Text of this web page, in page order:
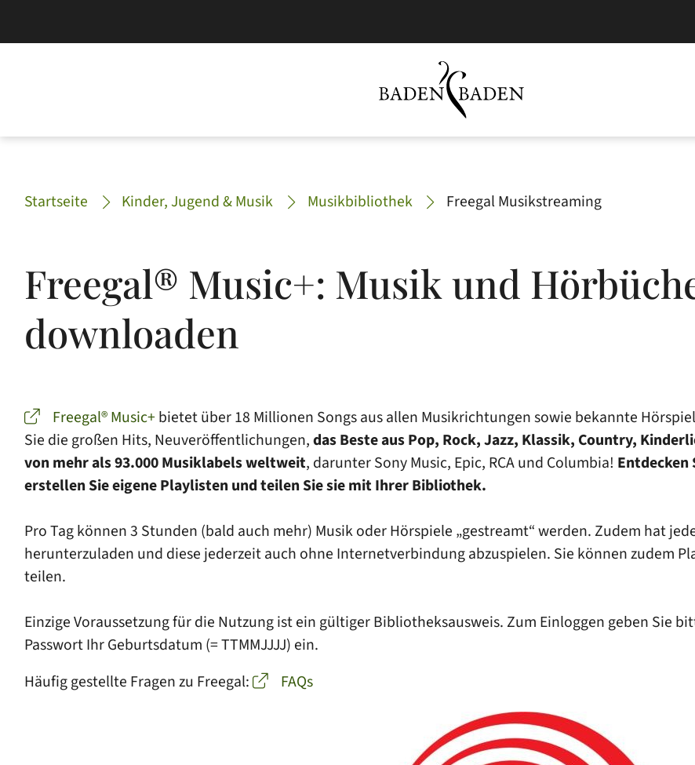
Startseite Kinder, Jugend & Musik Musikbibliothek Freegal Musikstreaming
Freegal® Music+: Musik und
downloaden
Freegal® Music+bietet über 18 Millionen Songs aus allen Musikrichtungen sowie bekannte
Sie die großen Hits, Neuveröffentlichungen,das Beste aus Pop, Rock, Jazz, Klassik, Country,
von mehr als 93.000 Musik­labels weltweit, darunter Sony Music, Epic, RCA und Columbia!
erstellen Sie eigene Playlisten und teilen Sie sie mit Ihrer Bibliothek.
Pro Tag können 3 Stunden (bald auch mehr) Musik oder Hörspiele „gestreamt“ werden. Zudem hat
herunterzuladen und diese jederzeit auch ohne Internetverbindung abzuspielen. Sie können zudem
teilen.
Einzige Voraussetzung für die Nutzung ist ein gültiger Bibliotheksausweis. Zum Einloggen geben Sie
Passwort Ihr Geburtsdatum (= TTMMJJJJ) ein.
Häufig gestellte Fragen zu Freegal:
FAQs